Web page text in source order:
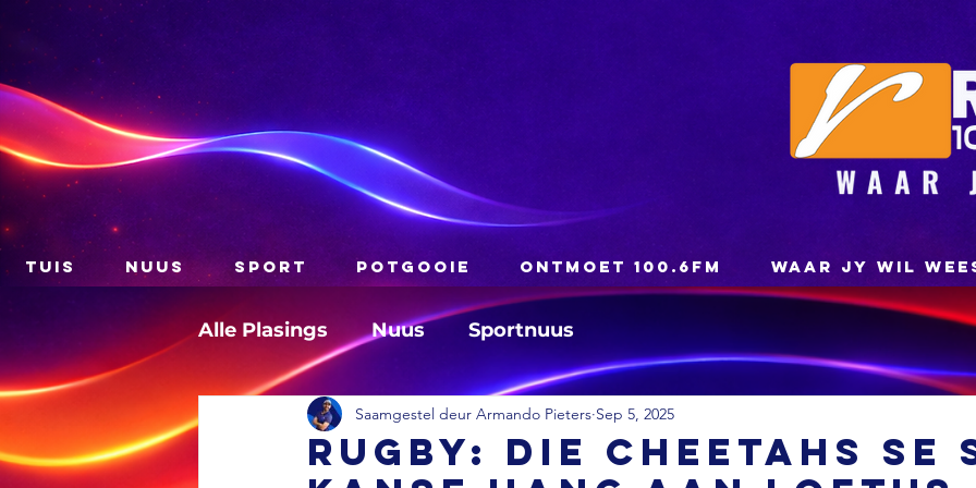
TUIS NUUS SPORT POTGOOIE ONTMOET 100.6FM WAAR JY WIL
Alle Plasings Nuus Sportnuus
RUGBY: Die Cheetahs se
Saamgestel deur Armando Pieters Sep 5, 2025